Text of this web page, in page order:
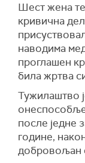
Шест жена
кривична
наводима
проглашен
била жртва
Тужилаштво
после једне
године,
добровољан